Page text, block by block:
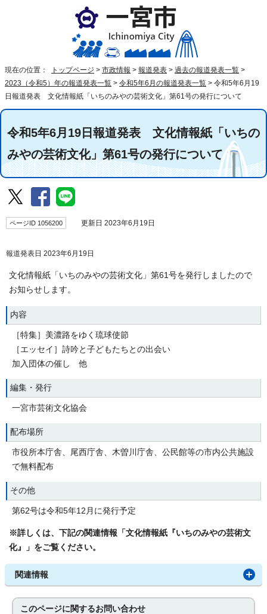
現在の位置： トップページ > 市政情報 > 報道発表 > 過去の報道発表一覧 >
2023（令和5）年の報道発表一覧 > 令和5年6月の報道発表一覧 > 令和5年6月19
日報道発表 文化情報紙「いちのみやの芸術文化」第61号の発行について
令和5年6月19日報道発表 文化情報紙「いちの
みやの芸術文化」第61号の発行について
ページID 1056200 更新日 2023年6月19日
報道発表日 2023年6月19日
文化情報紙「いちのみやの芸術文化」第61号を発行しましたので
お知らせします。
内容
［特集］美濃路をゆく琉球使節
［エッセイ］詩吟と子どもたちとの出会い
加入団体の催し 他
編集・発行
一宮市芸術文化協会
配布場所
市役所本庁舎、尾西庁舎、木曽川庁舎、公民館等の市内公共施設
で無料配布
その他
第62号は令和5年12月に発行予定
※詳しくは、下記の関連情報「文化情報紙『いちのみやの芸術文
化』」をご覧ください。
関連情報
このページに関するお問い合わせ